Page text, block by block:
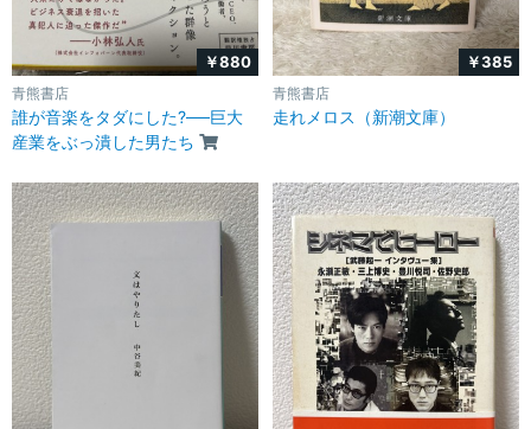
￥880
青熊書店
誰が音楽をタダにした?──巨大
産業をぶっ潰した男たち
￥385
青熊書店
走れメロス（新潮文庫）